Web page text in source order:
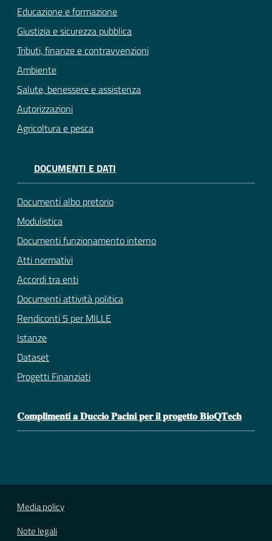
Educazione e formazione
Giustizia e sicurezza pubblica
Tributi, finanze e contravvenzioni
Ambiente
Salute, benessere e assistenza
Autorizzazioni
Agricoltura e pesca
DOCUMENTI E DATI
Documenti albo pretorio
Modulistica
Documenti funzionamento interno
Atti normativi
Accordi tra enti
Documenti attività politica
Rendiconti 5 per MILLE
Istanze
Dataset
Progetti Finanziati
𝐂𝐨𝐦𝐩𝐥𝐢𝐦𝐞𝐧𝐭𝐢 𝐚 𝐃𝐮𝐜𝐜𝐢𝐨 𝐏𝐚𝐜𝐢𝐧𝐢 𝐩𝐞𝐫 𝐢𝐥 𝐩𝐫𝐨𝐠𝐞𝐭𝐭𝐨 𝐁𝐢𝐨𝐐𝐓𝐞𝐜𝐡
Media policy
Note legali